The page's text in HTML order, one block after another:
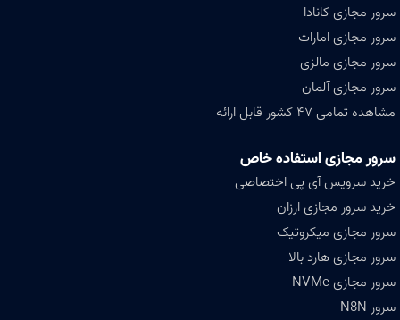
سرور مجازی کانادا
سرور مجازی امارات
سرور مجازی مالزی
سرور مجازی آلمان
مشاهده تمامی ۴۷ کشور قابل ارائه
سرور مجازی استفاده خاص
خرید سرویس آی پی اختصاصی
خرید سرور مجازی ارزان
سرور مجازی میکروتیک
سرور مجازی هارد بالا
سرور مجازی NVMe
سرور N8N